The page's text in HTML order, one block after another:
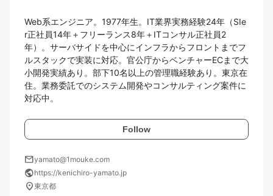
Web系エンジニア。1977年生。IT業界実務経験24年（SIe
r正社員14年＋フリーランス8年＋ITコンサル正社員2
年）。サーバサイドを中心にインフラからフロントまでフ
ルスタックで実装に対応。官公庁からベンチャーECまで大
小開発実績あり。部下10名以上の管理職経験あり。東京在
住。業務委託でのシステム開発やコンサルティング案件に
対応中。
Follow
mailyamato@1mouke.com
publichttps://kenichiro-yamato.jp
location_on東京都